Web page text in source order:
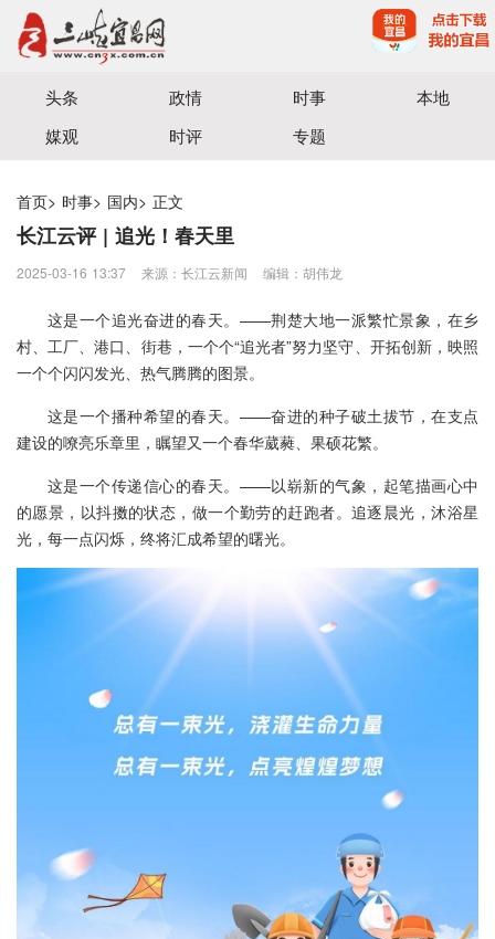
宜昌三峡融媒体中心主办
头条 政情 时事
本地
媒观
时评 专题
首页> 时事> 国内> 正文
长江云评 | 追光！春天里
2025-03-16 13:37 来源：​长江云新闻 编辑：胡伟龙
这是一个追光奋进的春天。——荆楚大地一派繁忙景象，在乡
村、工厂、港口、街巷，一个个“追光者”努力坚守、开拓创新，映照
一个个闪闪发光、热气腾腾的图景。
这是一个播种希望的春天。——奋进的种子破土拔节，在支点
建设的嘹亮乐章里，瞩望又一个春华葳蕤、果硕花繁。
这是一个传递信心的春天。——以崭新的气象，起笔描画心中
的愿景，以抖擞的状态，做一个勤劳的赶跑者。追逐晨光，沐浴星
光，每一点闪烁，终将汇成希望的曙光。